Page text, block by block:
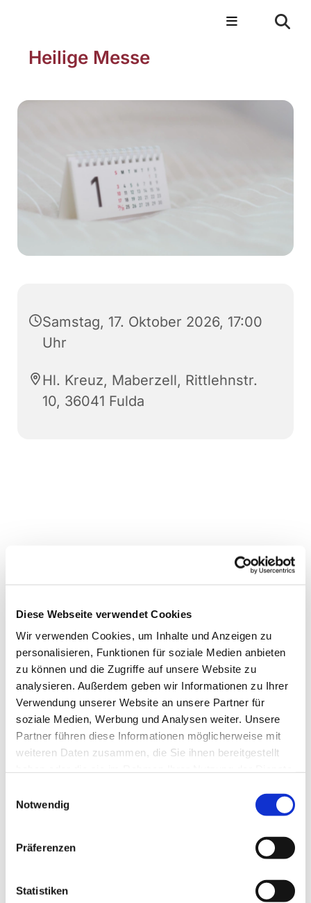
Diese Webseite verwendet Cookies
Wir verwenden Cookies, um Inhalte und Anzeigen zu
personalisieren, Funktionen für soziale Medien anbieten
zu können und die Zugriffe auf unsere Website zu
analysieren. Außerdem geben wir Informationen zu Ihrer
Verwendung unserer Website an unsere Partner für
soziale Medien, Werbung und Analysen weiter. Unsere
Partner führen diese Informationen möglicherweise mit
weiteren Daten zusammen, die Sie ihnen bereitgestellt
Notwendig
Präferenzen
Statistiken
Heilige Messe
Samstag, 17. Oktober 2026, 17:00
Uhr
Hl. Kreuz, Maberzell, Rittlehnstr.
10, 36041 Fulda
Dies könnte Sie auch
interessieren